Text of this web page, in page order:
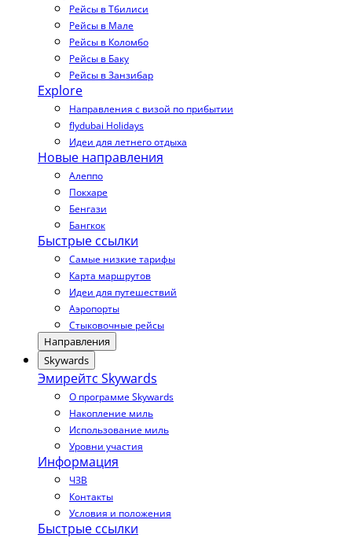
Рейсы в Тбилиси
Рейсы в Мале
Рейсы в Коломбо
Рейсы в Баку
Рейсы в Занзибар
Explore
Направления с визой по прибытии
flydubai Holidays
Идеи для летнего отдыха
Новые направления
Алеппо
Покхаре
Бенгази
Бангкок
Быстрые ссылки
Самые низкие тарифы
Карта маршрутов
Идеи для путешествий
Аэропорты
Стыковочные рейсы
Направления
Skywards
Эмирейтс Skywards
О программе Skywards
Накопление миль
Использование миль
Уровни участия
Информация
ЧЗВ
Контакты
Условия и положения
Быстрые ссылки